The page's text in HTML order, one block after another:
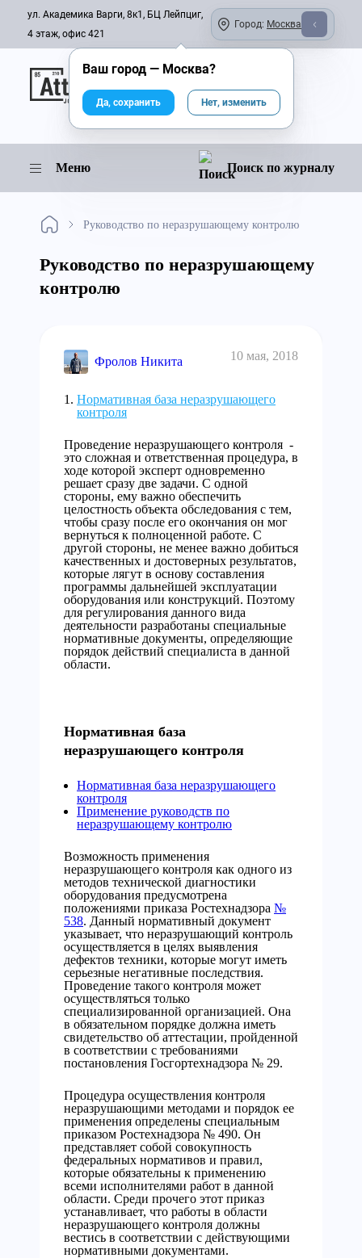
ул. Академика Варги, 8к1, БЦ Лейпциг,
4 этаж, офис 421
Город: Москва
Онлайн-журнал
Меню Поиск по журналу
Руководство по неразрушающему контролю
Руководство по неразрушающему
контролю
Фролов Никита 10 мая, 2018
Нормативная база неразрушающего
контроля
Проведение неразрушающего контроля -
это сложная и ответственная процедура, в
ходе которой эксперт одновременно
решает сразу две задачи. С одной
стороны, ему важно обеспечить
целостность объекта обследования с тем,
чтобы сразу после его окончания он мог
вернуться к полноценной работе. С
другой стороны, не менее важно добиться
качественных и достоверных результатов,
которые лягут в основу составления
программы дальнейшей эксплуатации
оборудования или конструкций. Поэтому
для регулирования данного вида
деятельности разработаны специальные
нормативные документы, определяющие
порядок действий специалиста в данной
области.
Нормативная база
неразрушающего контроля
Нормативная база неразрушающего
контроля
Применение руководств по
неразрушающему контролю
Возможность применения
неразрушающего контроля как одного из
методов технической диагностики
оборудования предусмотрена
положениями приказа Ростехнадзора №
538. Данный нормативный документ
указывает, что неразрушающий контроль
осуществляется в целях выявления
дефектов техники, которые могут иметь
серьезные негативные последствия.
Проведение такого контроля может
осуществляться только
специализированной организацией. Она
в обязательном порядке должна иметь
свидетельство об аттестации, пройденной
в соответствии с требованиями
постановления Госгортехнадзора № 29.
Процедура осуществления контроля
неразрушающими методами и порядок ее
применения определены специальным
приказом Ростехнадзора № 490. Он
представляет собой совокупность
федеральных нормативов и правил,
которые обязательны к применению
всеми исполнителями работ в данной
области. Среди прочего этот приказ
устанавливает, что работы в области
неразрушающего контроля должны
вестись в соответствии с действующими
нормативными документами.
Ваш город — Москва?
Да, сохранить Нет, изменить